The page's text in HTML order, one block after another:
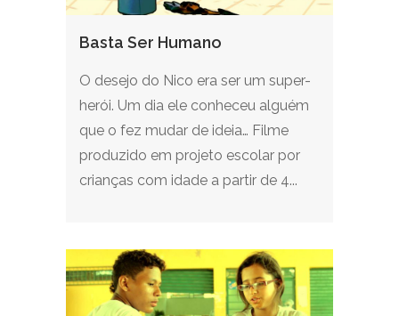
Basta Ser Humano
O desejo do Nico era ser um super-
herói. Um dia ele conheceu alguém
que o fez mudar de ideia… Filme
produzido em projeto escolar por
crianças com idade a partir de 4...